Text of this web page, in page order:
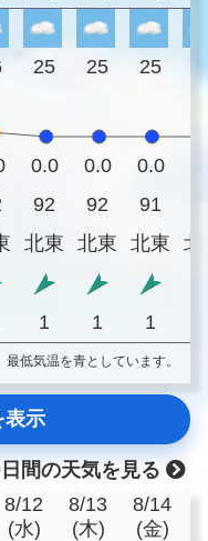
25 25 25
0.0 0.0 0.0
92 92 91
北東 北東 北東 北
1 1 1
低気温を青としています。
表示
間の天気を見る
8/12
(水)
8/13
(木)
8/14
(金)